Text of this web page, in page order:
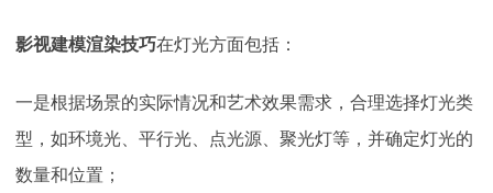
影视建模渲染技巧在灯光方面包括：
一是根据场景的实际情况和艺术效果需求，合理选择灯光类
型，如环境光、平行光、点光源、聚光灯等，并确定灯光的
数量和位置；